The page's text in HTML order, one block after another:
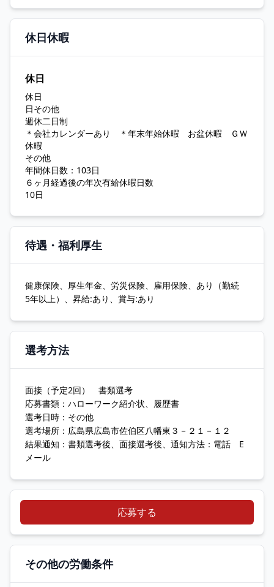
休日休暇
休日
休日
日その他
週休二日制
＊会社カレンダーあり ＊年末年始休暇 お盆休暇 ＧＷ
休暇
その他
年間休日数：103日
６ヶ月経過後の年次有給休暇日数
10日
待遇・福利厚生
健康保険、厚生年金、労災保険、雇用保険、あり（勤続
5年以上）、昇給:あり、賞与:あり
選考方法
面接（予定2回） 書類選考
応募書類：ハローワーク紹介状、履歴書
選考日時：その他
選考場所：広島県広島市佐伯区八幡東３－２１－１２
結果通知：書類選考後、面接選考後、通知方法：電話 E
メール
応募する
その他の労働条件